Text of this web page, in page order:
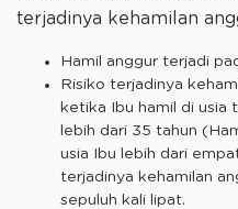
terjadinya kehamilan
Hamil anggur terjadi
Risiko terjadinya
ketika Ibu hamil di usia
lebih dari 35 tahun
usia Ibu lebih dari
terjadinya kehamilan
sepuluh kali lipat.